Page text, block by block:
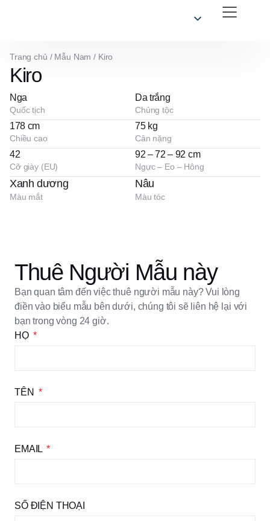
Trang chủ / Mẫu Nam / Kiro
Kiro
Nga
Quốc tịch
Da trắng
Chủng tộc
178 cm
Chiều cao
75 kg
Cân nặng
42
Cỡ giày (EU)
92 – 72 – 92 cm
Ngực – Eo – Hông
Xanh dương
Màu mắt
Nâu
Màu tóc
Thuê Người Mẫu này
Bạn quan tâm đến việc thuê người mẫu này? Vui lòng
điền vào biểu mẫu bên dưới, chúng tôi sẽ liên hệ lại với
bạn trong vòng 24 giờ.
HỌ
TÊN
EMAIL
SỐ ĐIỆN THOẠI